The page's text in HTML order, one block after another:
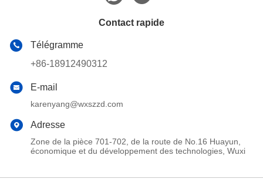
Contact rapide
Télégramme
+86-18912490312
E-mail
karenyang@wxszzd.com
Adresse
Zone de la pièce 701-702, de la route de No.16 Huayun,
économique et du développement des technologies, Wuxi